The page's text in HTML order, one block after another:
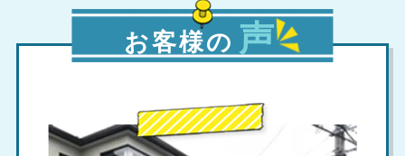
お客様の 声